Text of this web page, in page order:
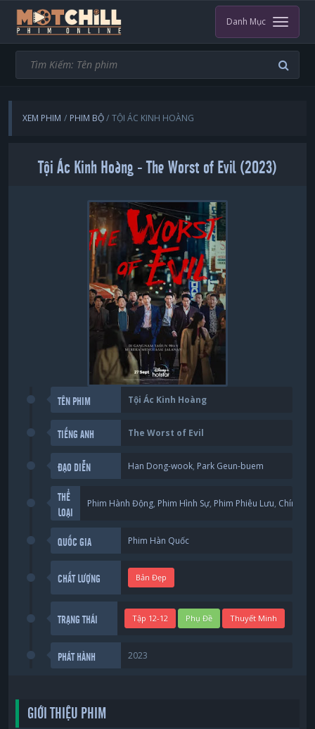
Danh Mục
XEM PHIM PHIM BỘ TỘI ÁC KINH HOÀNG
Tội Ác Kinh Hoàng - The Worst of Evil (2023)
TÊN PHIM Tội Ác Kinh Hoàng
TIẾNG ANH The Worst of Evil
ĐẠO DIỄN Han Dong-wook, Park Geun-buem
THỂ
LOẠI
Phim Hành Động, Phim Hình Sự, Phim Phiêu Lưu, Chính
QUỐC GIA Phim Hàn Quốc
CHẤT LƯỢNG Bản Đẹp
TRẠNG THÁI Tập 12-12 Phụ Đề Thuyết Minh
PHÁT HÀNH 2023
GIỚI THIỆU PHIM